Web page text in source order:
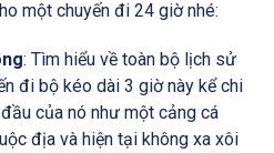
một chuyến đi 24 giờ nhé:
: Tìm hiểu về toàn bộ lịch sử
đi bộ kéo dài 3 giờ này kể chi
của nó như một cảng cá
địa và hiện tại không xa xôi